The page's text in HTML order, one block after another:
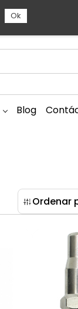
Blog
Ordenar
Ok